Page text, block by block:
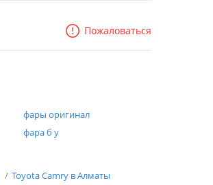
Пожаловаться
фары оригинал
фара б у
Toyota Camry в Алматы